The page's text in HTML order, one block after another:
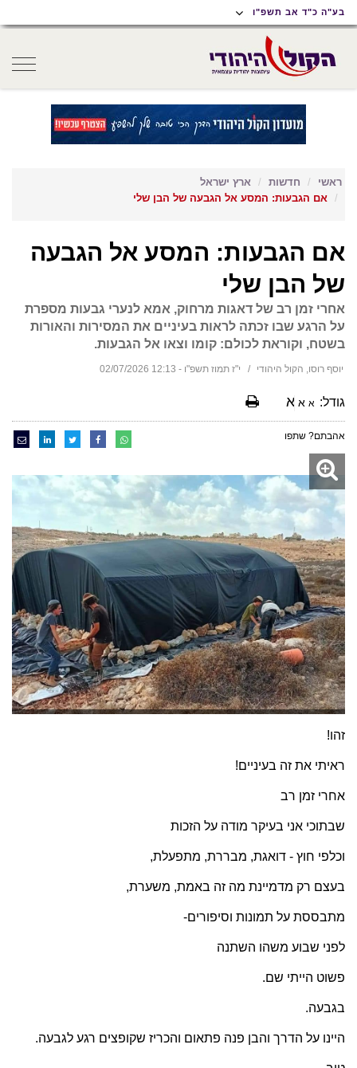
תפריט
נגישות
תפריט
ראשי
תוכן
ראשי
בע"ה כ"ד אב תשפ"ו
ראשי חדשות
ארץ ישראל
אם הגבעות: המסע אל הגבעה של הבן שלי
אם הגבעות: המסע אל הגבעה
של הבן שלי
אחרי זמן רב של דאגות מרחוק, אמא לנערי גבעות מספרת
על הרגע שבו זכתה לראות בעיניים את המסירות והאורות
בשטח, וקוראת לכולם: קומו וצאו אל הגבעות.
יוסף רוסו, הקול היהודי י"ז תמוז תשפ"ו - 12:13 02/07/2026
גודל: א א א
אהבתם? שתפו
זהו!
ראיתי את זה בעיניים!
אחרי זמן רב
שבתוכי אני בעיקר מודה על הזכות
וכלפי חוץ - דואגת, מבררת, מתפעלת,
בעצם רק מדמיינת מה זה באמת, משערת,
מתבססת על תמונות וסיפורים-
לפני שבוע משהו השתנה
פשוט הייתי שם.
בגבעה.
היינו על הדרך והבן פנה פתאום והכריז שקופצים רגע לגבעה.